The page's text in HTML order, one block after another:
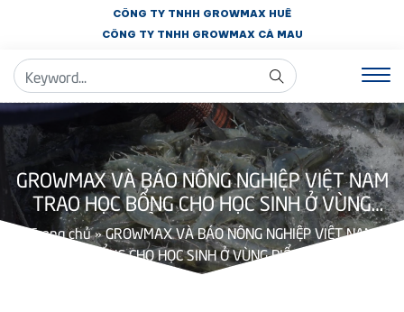
CÔNG TY TNHH GROWMAX HUẾ
CÔNG TY TNHH GROWMAX CÀ MAU
GROWMAX VÀ BÁO NÔNG NGHIỆP VIỆT NAM
TRAO HỌC BỔNG CHO HỌC SINH Ở VÙNG
BIỂN QUẢNG BÌNH
Trang chủ»GROWMAX VÀ BÁO NÔNG NGHIỆP VIỆT NAM
TRAO HỌC BỔNG CHO HỌC SINH Ở VÙNG BIỂN QUẢNG BÌNH